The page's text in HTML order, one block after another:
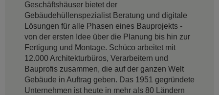
Geschäftshäuser bietet der
Gebäudehüllenspezialist Beratung und digitale
Lösungen für alle Phasen eines Bauprojekts -
von der ersten Idee über die Planung bis hin zur
Fertigung und Montage. Schüco arbeitet mit
12.000 Architekturbüros, Verarbeitern und
Bauprofis zusammen, die auf der ganzen Welt
Gebäude in Auftrag geben. Das 1951 gegründete
Unternehmen ist heute in mehr als 80 Ländern